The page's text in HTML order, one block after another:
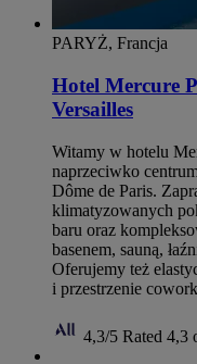
PARYŻ, Francja
Hotel Mercure
Versailles
Witamy w hotelu
naprzeciwko
Dôme de Paris.
klimatyzowanych
baru oraz
basenem, sauną,
Oferujemy też
i przestrzenie
4,3/5 Rated 4,3